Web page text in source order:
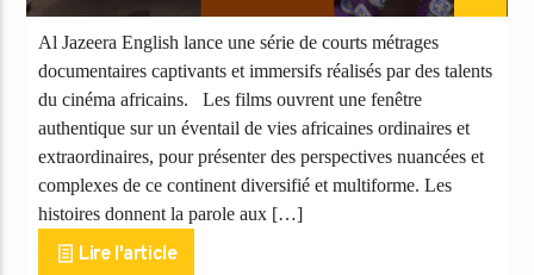
Al Jazeera English lance une série de courts métrages
documentaires captivants et immersifs réalisés par des talents
du cinéma africains. Les films ouvrent une fenêtre
authentique sur un éventail de vies africaines ordinaires et
extraordinaires, pour présenter des perspectives nuancées et
complexes de ce continent diversifié et multiforme. Les
histoires donnent la parole aux […]
Lire l'article